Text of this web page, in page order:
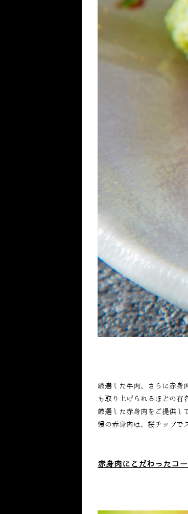
厳選した牛肉、さらに赤身
も取り上げられるほどの有
厳選した赤身肉をご提供し
慢の赤身肉は、桜チップで
赤身肉にこだわったコ